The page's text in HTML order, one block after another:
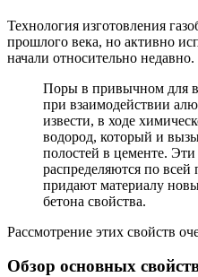
Технология изготовления
прошлого века, но активно
начали относительно недавно.
Поры в привычном для
при взаимодействии
извести, в ходе
водород, который и
полостей в цементе.
распределяются по всей
придают материалу
бетона свойства.
Рассмотрение этих свойств
Обзор основных